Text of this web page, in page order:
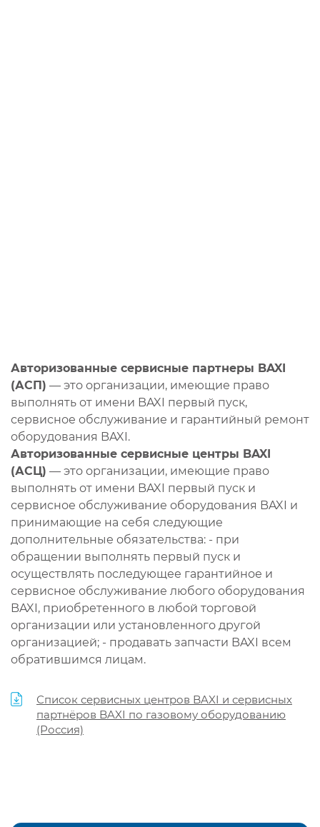
Авторизованные сервисные партнеры BAXI
(АСП) — это организации, имеющие право
выполнять от имени BAXI первый пуск,
сервисное обслуживание и гарантийный ремонт
оборудования BAXI.
Авторизованные сервисные центры BAXI
(АСЦ) — это организации, имеющие право
выполнять от имени BAXI первый пуск и
сервисное обслуживание оборудования BAXI и
принимающие на себя следующие
дополнительные обязательства: - при
обращении выполнять первый пуск и
осуществлять последующее гарантийное и
сервисное обслуживание любого оборудования
BAXI, приобретенного в любой торговой
организации или установленного другой
организацией; - продавать запчасти BAXI всем
обратившимся лицам.
Список сервисных центров BAXI и сервисных
партнёров BAXI по газовому оборудованию
(Россия)